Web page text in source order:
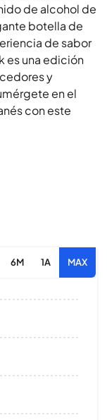
de alcohol de
botella de
de sabor
es una edición
y
en el
con este
6M 1A MAX